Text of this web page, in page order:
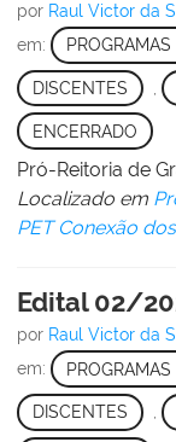
por Raul Victor da
em:
DISCENTES
ENCERRADO
Pró-Reitoria de
Localizado em
PET Conexão
Edital 02/
por Raul Victor da
em:
DISCENTES ,